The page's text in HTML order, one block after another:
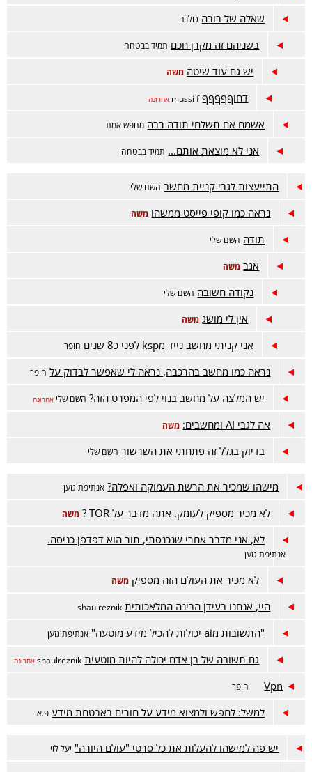
שאלה של בורה כולנה
בשניהם זה מקרן חכם תמיד בבטחה
יש גם עוד שיטה משה
דחוףףףףף mussi f אחרונה
אשמח אם תשלחי תודה רבה מחפש אמת
אני לא מוצאת אותם... תמיד בבטחה
התייעצות לגבי קניית מחשב השם שלי
נראה כמו קופי פייסט ממשהו משה
תודה השם שלי
אגב משה
נקודה חשובה השם שלי
אין לי מושג משה
אני קניתי מחשב נייד מksp לפני כ8 שנים חופר
נראה כמו מחשב בהרכבה, נראה לי שאפשר לבדוק על חופר
יש המלצה על מחשב בנוי לפי המפרט הזה? השם שלי אחרונה
אה לגבי AI ומחשבים: משה
בדיוק בגלל זה פתחתי את השרשור השם שלי
מישהו שמכיר את הרשת העמוקה ואפלה? אנתיפת גזען
לא מכיר מספיק לעומק. אתה מדבר על TOR ? משה
לא, אני מדבר אחרי שנכנסתי, תור הוא דפדפן כניסה.
אנתיפת גזען
לא מכיר את העולם הזה מספיק משה
היי, אנחנו בעידן הבינה המלאכותית shaulreznik
"התשובות מai יכולות להכיל מידע מוטעה" אנתיפת גזען
גם תשובה של בן אדם יכולה להיות מוטעית shaulreznik אחרונה
Vpn חופר
למשל: לחפש ולמצוא מידע על חורים באבטחת מידע פ.א.
יש פה למישהו להעלות את כל סרטי "עולם היורה" יעל לוי